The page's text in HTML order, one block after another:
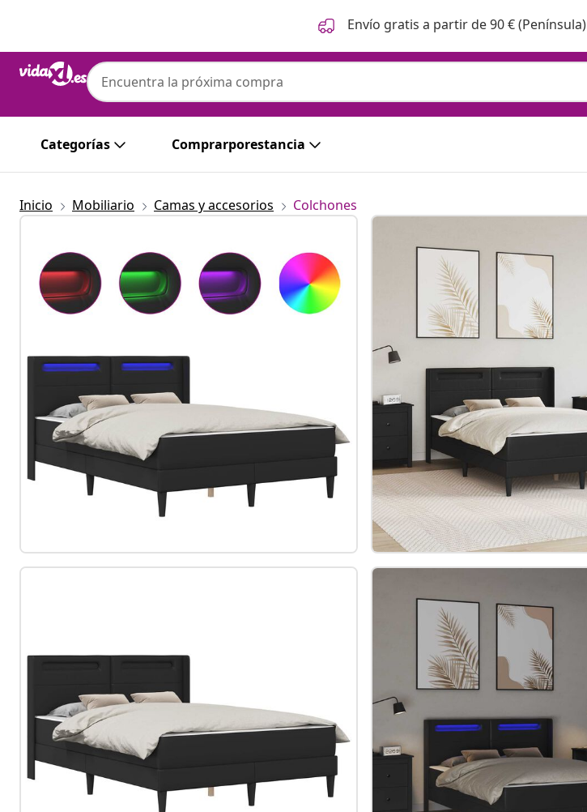
Envío gratis a partir de 90 € (Península)
Categorías Comprarporestancia
Inicio Mobiliario Camas y accesorios Colchones